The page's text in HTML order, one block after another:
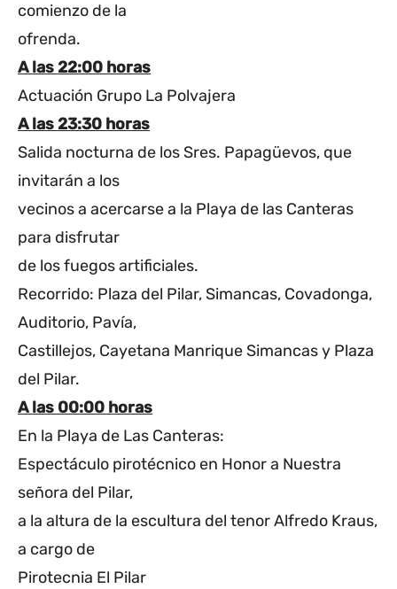
comienzo de la
ofrenda.
A las 22:00 horas
Actuación Grupo La Polvajera
A las 23:30 horas
Salida nocturna de los Sres. Papagüevos, que
invitarán a los
vecinos a acercarse a la Playa de las Canteras
para disfrutar
de los fuegos artificiales.
Recorrido: Plaza del Pilar, Simancas, Covadonga,
Auditorio, Pavía,
Castillejos, Cayetana Manrique Simancas y Plaza
del Pilar.
A las 00:00 horas
En la Playa de Las Canteras:
Espectáculo pirotécnico en Honor a Nuestra
señora del Pilar,
a la altura de la escultura del tenor Alfredo Kraus,
a cargo de
Pirotecnia El Pilar